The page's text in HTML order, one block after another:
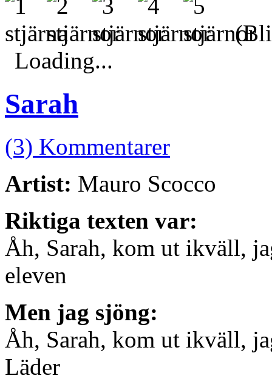
(Bli
Loading...
Sarah
(3) Kommentarer
Artist: Mauro Scocco
Riktiga texten var:
Åh, Sarah, kom ut ikväll,
eleven
Men jag sjöng:
Åh, Sarah, kom ut ikväll,
Läder